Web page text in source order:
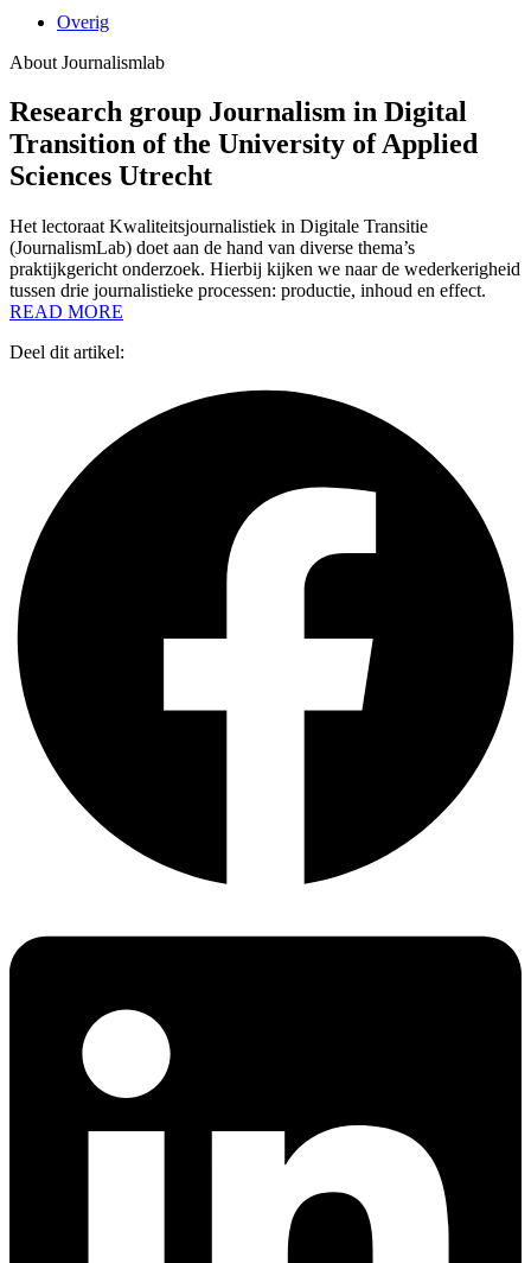
Overig
About Journalismlab
Research group Journalism in Digital
Transition of the University of Applied
Sciences Utrecht
Het lectoraat Kwaliteitsjournalistiek in Digitale Transitie
(JournalismLab) doet aan de hand van diverse thema’s
praktijkgericht onderzoek. Hierbij kijken we naar de wederkerigheid
tussen drie journalistieke processen: productie, inhoud en effect.
READ MORE
Deel dit artikel: